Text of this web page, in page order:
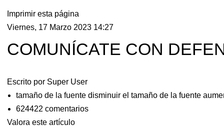
Imprimir esta página
Viernes, 17 Marzo 2023 14:27
COMUNÍCATE CON
Escrito por Super User
tamaño de la fuente disminuir el tamaño de la fuente
624422 comentarios
Valora este artículo